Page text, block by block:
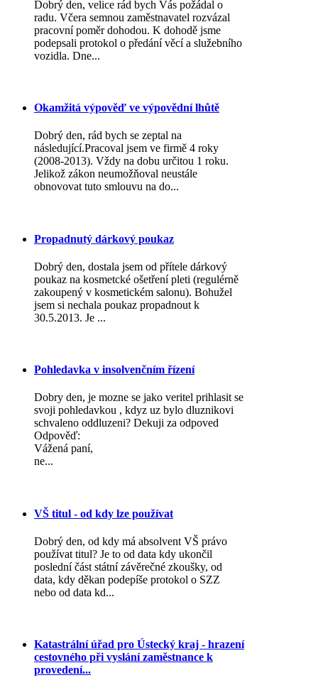
Dobrý den, velice rád bych Vás požádal o
radu. Včera semnou zaměstnavatel rozvázal
pracovní poměr dohodou. K dohodě jsme
podepsali protokol o předání věcí a služebního
vozidla. Dne...
Okamžitá výpověď ve výpovědní lhůtě
Dobrý den, rád bych se zeptal na
následující.Pracoval jsem ve firmě 4 roky
(2008-2013). Vždy na dobu určitou 1 roku.
Jelikož zákon neumožňoval neustále
obnovovat tuto smlouvu na do...
Propadnutý dárkový poukaz
Dobrý den, dostala jsem od přítele dárkový
poukaz na kosmetcké ošetření pleti (regulérně
zakoupený v kosmetickém salonu). Bohužel
jsem si nechala poukaz propadnout k
30.5.2013. Je ...
Pohledavka v insolvenčním řízení
Dobry den, je mozne se jako veritel prihlasit se
svoji pohledavkou , kdyz uz bylo dluznikovi
schvaleno oddluzeni? Dekuji za odpoved
Odpověď:
Vážená paní,
ne...
VŠ titul - od kdy lze používat
Dobrý den, od kdy má absolvent VŠ právo
používat titul? Je to od data kdy ukončil
poslední část státní závěrečné zkoušky, od
data, kdy děkan podepíše protokol o SZZ
nebo od data kd...
Katastrální úřad pro Ústecký kraj - hrazení
cestovného při vyslání zaměstnance k
provedení...